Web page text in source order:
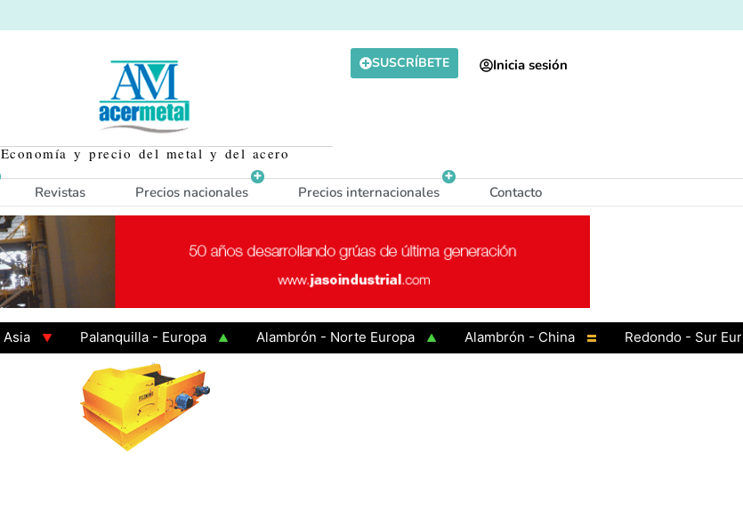
Economía y precio del metal y del acero
SUSCRÍBETE Inicia sesión
Revistas Precios nacionales Precios internacionales Contacto
Palanquilla - Europa Alambrón - Norte Europa Alambrón - China
Redondo - Sur Europa